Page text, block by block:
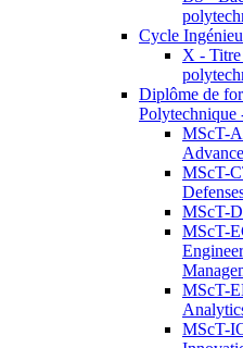
Cycle
X - Titre
Diplôme de
MScT-
MScT-
MScT-
MScT-
MScT-
MScT-